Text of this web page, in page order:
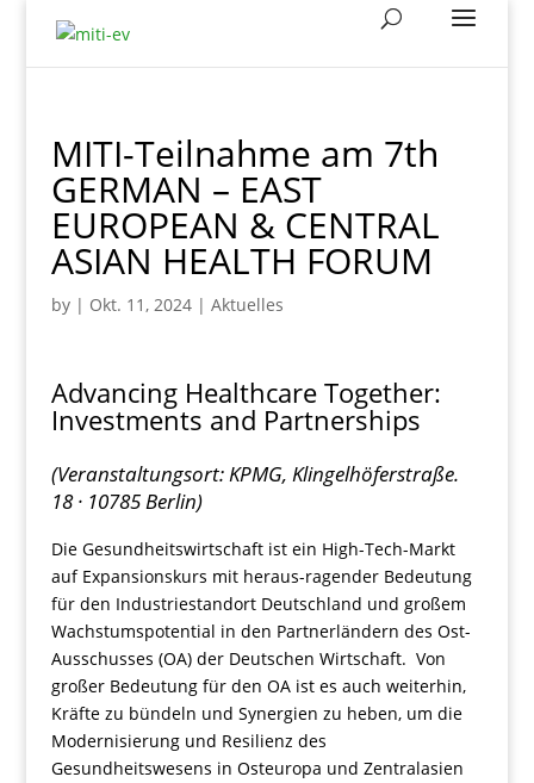
MITI-Teilnahme am 7th
GERMAN – EAST
EUROPEAN & CENTRAL
ASIAN HEALTH FORUM
by | Okt. 11, 2024| Aktuelles
Advancing Healthcare Together:
Investments and Partnerships
(Veranstaltungsort: KPMG, Klingelhöferstraße.
18 · 10785 Berlin)
Die Gesundheitswirtschaft ist ein High-Tech-Markt
auf Expansionskurs mit heraus-ragender Bedeutung
für den Industriestandort Deutschland und großem
Wachstumspotential in den Partnerländern des Ost-
Ausschusses (OA) der Deutschen Wirtschaft. Von
großer Bedeutung für den OA ist es auch weiterhin,
Kräfte zu bündeln und Synergien zu heben, um die
Modernisierung und Resilienz des
Gesundheitswesens in Osteuropa und Zentralasien